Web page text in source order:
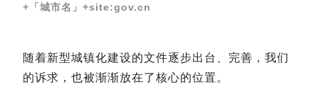
+「城市名」+site:gov.cn
随着新型城镇化建设的文件逐步出台、完善，我们
的诉求，也被渐渐放在了核心的位置。